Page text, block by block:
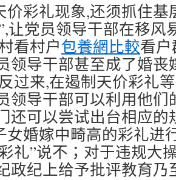
价彩礼现象,还须抓住
让党员领导干部在移风
看村户包養網比較看
领导干部甚至成了婚丧
过来,在遏制天价彩礼
领导干部可以利用他
还可以尝试出台相应
女婚嫁中畸高的彩礼进
礼”说不；对于违规大
政纪上给予批评教育乃